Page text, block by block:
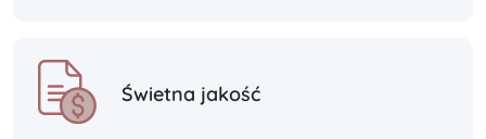
Świetna jakość